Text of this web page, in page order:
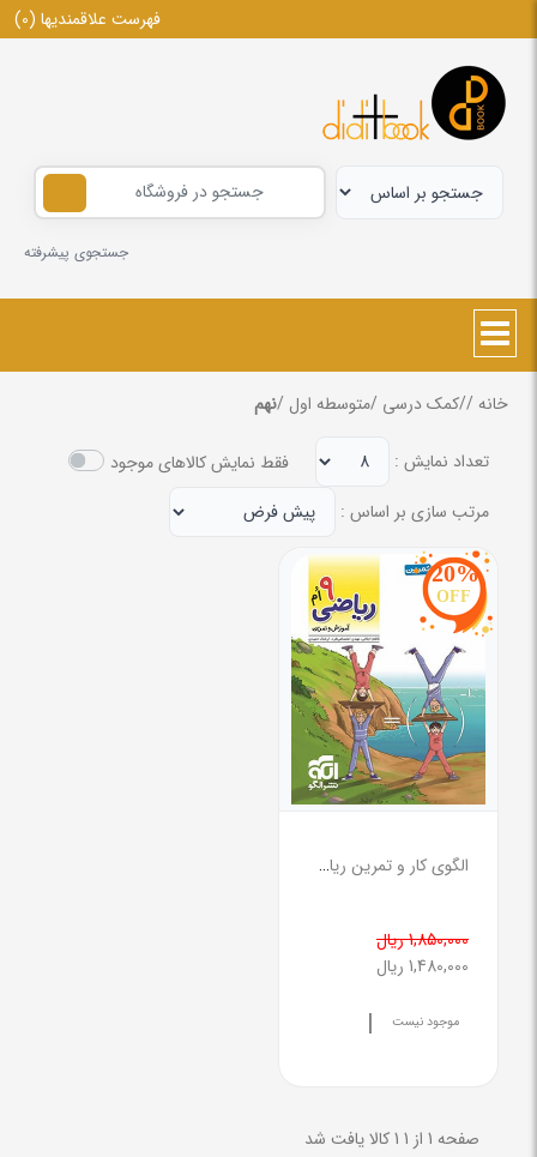
فهرست علاقمندیها (0)
جستجوی پیشرفته
خانه /
/کمک درسی /متوسطه اول /نهم
تعداد نمایش :
فقط نمایش کالاهای موجود
مرتب سازی بر اساس :
20%
OFF
الگوی کار و تمرین ریاضی ( نهم )
1,850,000 ریال
1,480,000 ریال
موجود نیست |
صفحه 1 از 1 1 کالا یافت شد